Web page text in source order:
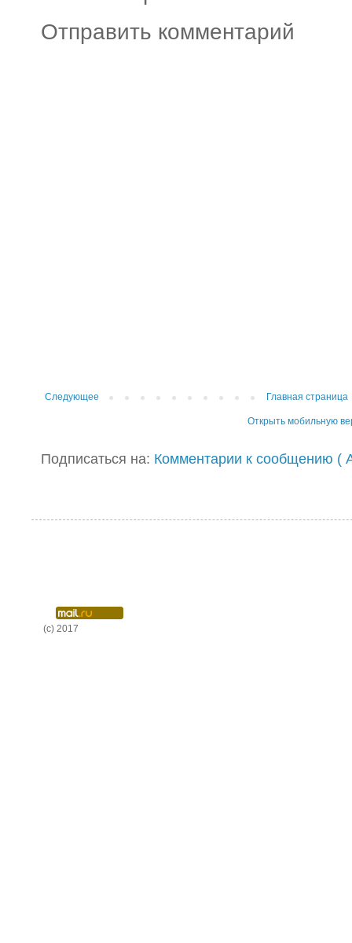
Отправить комментарий
Следующее Главная страница
Открыть мобильную
Подписаться на: Комментарии к сообщению (
(c) 2017